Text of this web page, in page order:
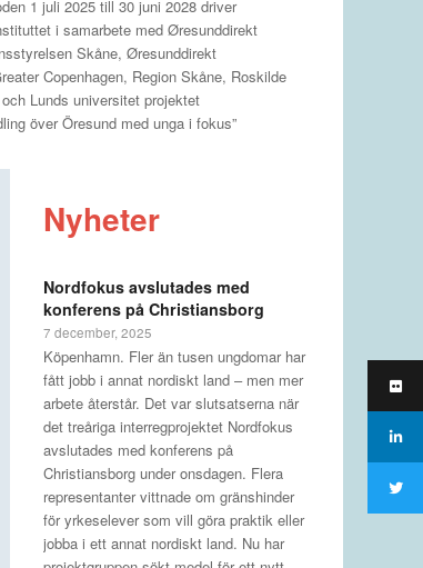
1 juli 2025 till 30 juni 2028 driver
i samarbete med Øresunddirekt
Skåne, Øresunddirekt
Copenhagen, Region Skåne, Roskilde
Lunds universitet projektet
över Öresund med unga i fokus”
Nyheter
Nordfokus avslutades med
konferens på Christiansborg
7 december, 2025
Köpenhamn. Fler än tusen ungdomar har
fått jobb i annat nordiskt land – men mer
arbete återstår. Det var slutsatserna när
det treåriga interregprojektet Nordfokus
avslutades med konferens på
Christiansborg under onsdagen. Flera
representanter vittnade om gränshinder
för yrkeselever som vill göra praktik eller
jobba i ett annat nordiskt land. Nu har